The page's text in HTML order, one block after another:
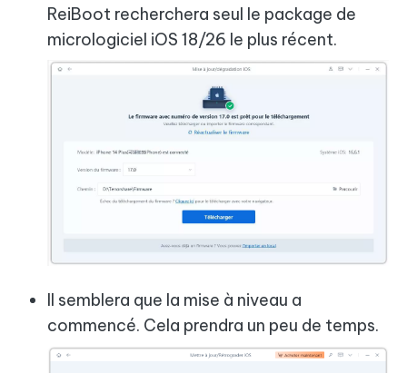
ReiBoot recherchera seul le package de
micrologiciel iOS 18/26 le plus récent.
Il semblera que la mise à niveau a
commencé. Cela prendra un peu de temps.